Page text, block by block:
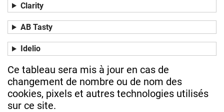
Clarity
AB Tasty
Idelio
Ce tableau sera mis à jour en cas de
changement de nombre ou de nom des
cookies, pixels et autres technologies utilisés
sur ce site.